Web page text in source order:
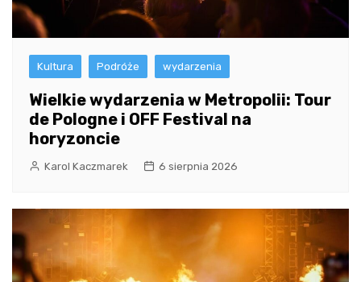
Kultura Podróże wydarzenia
Wielkie wydarzenia w Metropolii: Tour
de Pologne i OFF Festival na
horyzoncie
Karol Kaczmarek 6 sierpnia 2026